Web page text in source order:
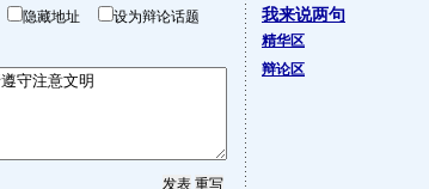
隐藏地址 设为辩论话题 我来说两句
精华区
辩论区